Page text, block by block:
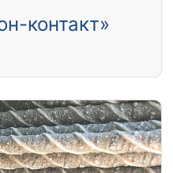
контакт»